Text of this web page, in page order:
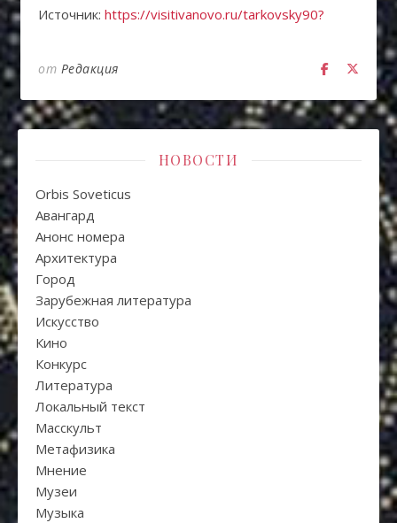
Источник: https://visitivanovo.ru/tarkovsky90?
от Редакция
НОВОСТИ
Orbis Soveticus
Авангард
Анонс номера
Архитектура
Город
Зарубежная литература
Искуcство
Кино
Конкурс
Литература
Локальный текст
Масскульт
Метафизика
Мнение
Музеи
Музыка